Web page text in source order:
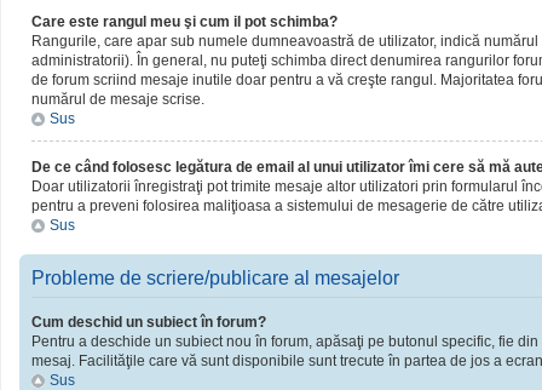
Care este rangul meu şi cum il pot schimba?
Rangurile, care apar sub numele dumneavoastră de utilizator, indică
administratorii). În general, nu puteţi schimba direct denumirea rangurilor
de forum scriind mesaje inutile doar pentru a vă creşte rangul. Majoritatea
numărul de mesaje scrise.
Sus
De ce când folosesc legătura de email al unui utilizator îmi cere să mă
Doar utilizatorii înregistraţi pot trimite mesaje altor utilizatori prin formularul
pentru a preveni folosirea maliţioasa a sistemului de mesagerie de către
Sus
Probleme de scriere/publicare al mesajelor
Cum deschid un subiect în forum?
Pentru a deschide un subiect nou în forum, apăsaţi pe butonul specific, fie
mesaj. Facilităţile care vă sunt disponibile sunt trecute în partea de jos a
Sus